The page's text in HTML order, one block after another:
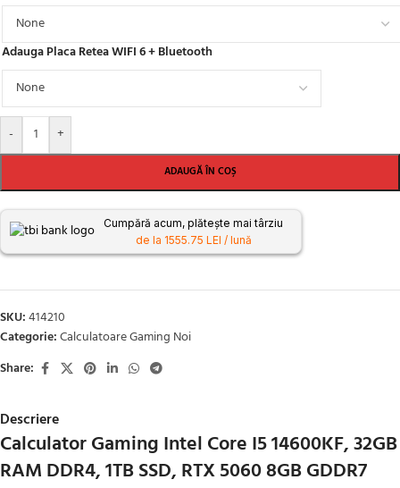
Adauga Placa Retea WIFI 6 + Bluetooth
- +
ADAUGĂ ÎN COȘ
Cumpără acum, plătește mai târziu
de la 1555.75 LEI / lună
SKU:414210
Categorie:Calculatoare Gaming Noi
Share:
Descriere
Calculator Gaming Intel Core I5 14600KF, 32GB
RAM DDR4, 1TB SSD, RTX 5060 8GB GDDR7